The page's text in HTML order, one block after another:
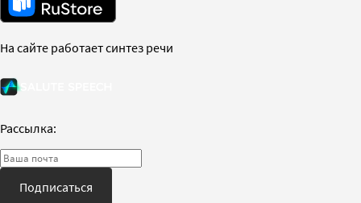
На сайте работает синтез речи
Рассылка:
Подписаться